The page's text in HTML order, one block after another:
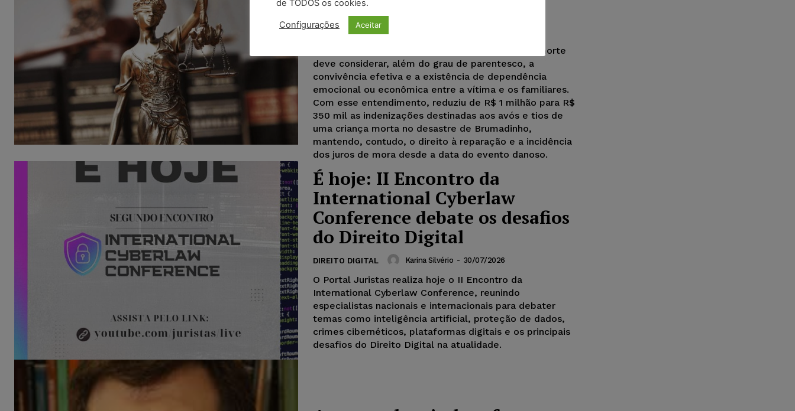
DIREITO CIVIL
A Quarta Turma do STJ decidiu que a fixação da
indenização por dano moral reflexo em caso de morte
deve considerar, além do grau de parentesco, a
convivência efetiva e a existência de dependência
emocional ou econômica entre a vítima e os familiares.
Com esse entendimento, reduziu de R$ 1 milhão para R$
350 mil as indenizações destinadas aos avós e tios de
uma criança morta no desastre de Brumadinho,
mantendo, contudo, o direito à reparação e a incidência
dos juros de mora desde a data do evento danoso.
É hoje: II Encontro da
International Cyberlaw
Conference debate os desafios
do Direito Digital
DIREITO DIGITAL Karina Silvério - 30/07/2026
O Portal Juristas realiza hoje o II Encontro da
International Cyberlaw Conference, reunindo
especialistas nacionais e internacionais para debater
temas como inteligência artificial, proteção de dados,
crimes cibernéticos, plataformas digitais e os principais
desafios do Direito Digital na atualidade.
de TODOS os cookies.
Configurações Aceitar